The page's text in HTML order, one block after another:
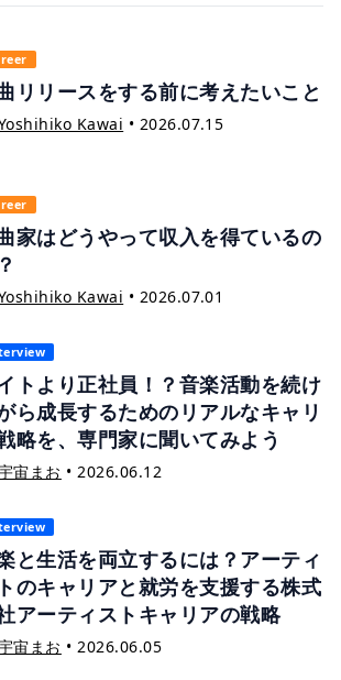
リリースをする前に考えたいこと
Kawai • 2026.07.15
家はどうやって収入を得ているの
Kawai • 2026.07.01
トより正社員！？音楽活動を続け
ら成長するためのリアルなキャリ
略を、専門家に聞いてみよう
宙まお •2026.06.12
と生活を両立するには？アーティ
のキャリアと就労を支援する株式
アーティストキャリアの戦略
宙まお •2026.06.05